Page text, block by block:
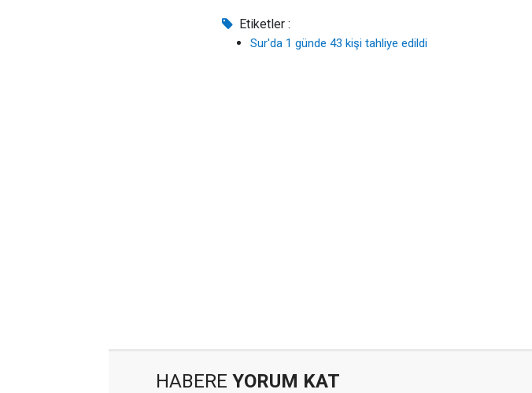
Etiketler :
Sur'da 1 günde 43 kişi tahliye edildi
HABERE YORUM KAT